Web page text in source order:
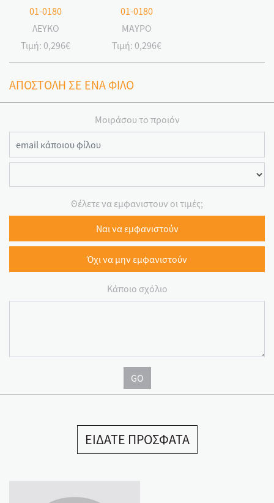
01-0180
ΛΕΥΚΟ
Τιμή: 0,296€
01-0180
ΜΑΥΡΟ
Τιμή: 0,296€
ΑΠΟΣΤΟΛΗ ΣΕ ΕΝΑ ΦΙΛΟ
Μοιράσου το προιόν
Θέλετε να εμφανιστουν οι τιμές;
Ναι να εμφανιστούν
Όχι να μην εμφανιστούν
Κάποιο σχόλιο
GO
ΕΙΔΑΤΕ ΠΡΟΣΦΑΤΑ